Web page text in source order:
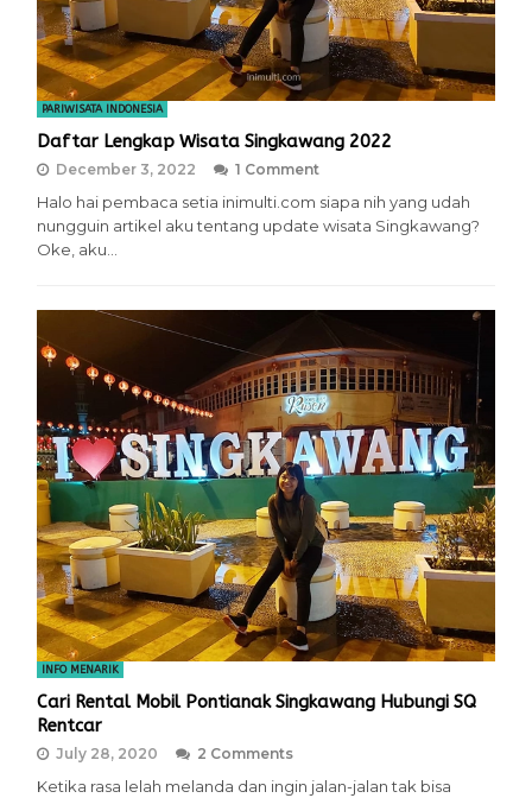
PARIWISATA INDONESIA
Daftar Lengkap Wisata Singkawang 2022
December 3, 2022 1 Comment
Halo hai pembaca setia inimulti.com siapa nih yang udah
nungguin artikel aku tentang update wisata Singkawang?
Oke, aku…
INFO MENARIK
Cari Rental Mobil Pontianak Singkawang Hubungi SQ
Rentcar
July 28, 2020 2 Comments
Ketika rasa lelah melanda dan ingin jalan-jalan tak bisa